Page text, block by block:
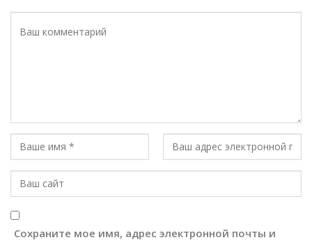
Сохраните мое имя, адрес электронной почты и